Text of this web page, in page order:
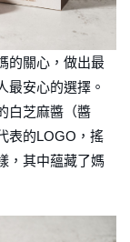
的關心，做出最
最安心的選擇。
白芝麻醬（醬
表的LOGO，搖
，其中蘊藏了媽